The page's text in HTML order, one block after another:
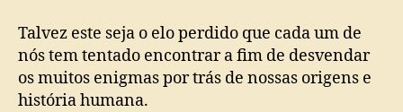
Talvez este seja o elo perdido que cada um de
nós tem tentado encontrar a fim de desvendar
os muitos enigmas por trás de nossas origens e
história humana.